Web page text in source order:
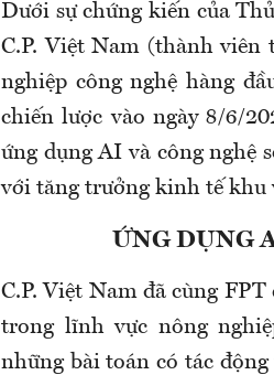
Dưới sự chứng kiến của
C.P. Việt Nam (thành viên
nghiệp công nghệ hàng
chiến lược vào ngày 8/6/
ứng dụng AI và công nghệ
với tăng trưởng kinh tế khu
ỨNG DỤNG
C.P. Việt Nam đã cùng
trong lĩnh vực nông
những bài toán có tác